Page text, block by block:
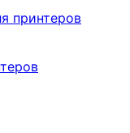
принтеров